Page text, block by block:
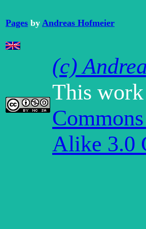
Pages by Andreas Hofmeier
(c)
This
Alike 3.0